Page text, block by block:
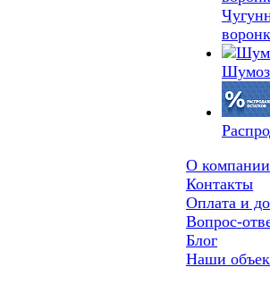
О компании
Контакты
Оплата и
Вопрос-
Блог
Наши